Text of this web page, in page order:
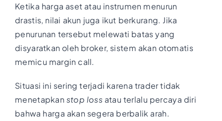
Ketika harga aset atau instrumen menurun
drastis, nilai akun juga ikut berkurang. Jika
penurunan tersebut melewati batas yang
disyaratkan oleh broker, sistem akan otomatis
memicu margin call.
Situasi ini sering terjadi karena trader tidak
menetapkan stop loss atau terlalu percaya diri
bahwa harga akan segera berbalik arah.